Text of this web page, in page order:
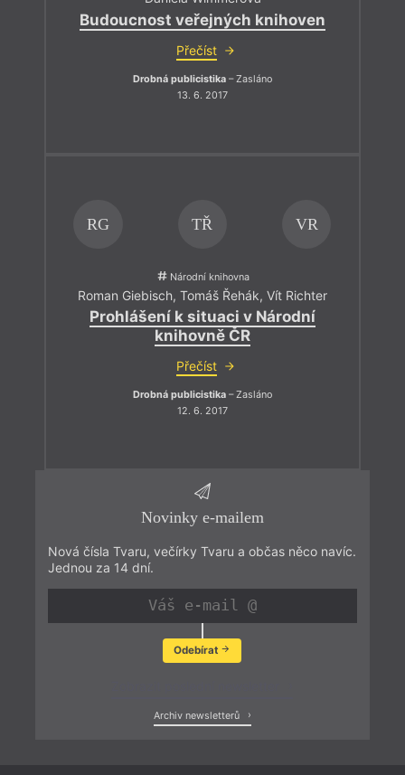
Budoucnost veřejných knihoven
Přečíst
Drobná publicistika – Zasláno
13. 6. 2017
RG TŘ VR
Národní knihovna
Roman Giebisch, Tomáš Řehák, Vít Richter
Prohlášení k situaci v Národní
knihovně ČR
Přečíst
Drobná publicistika – Zasláno
12. 6. 2017
Novinky e-mailem
Nová čísla Tvaru, večírky Tvaru a občas něco navíc.
Jednou za 14 dní.
Odebírat
Archiv newsletterů